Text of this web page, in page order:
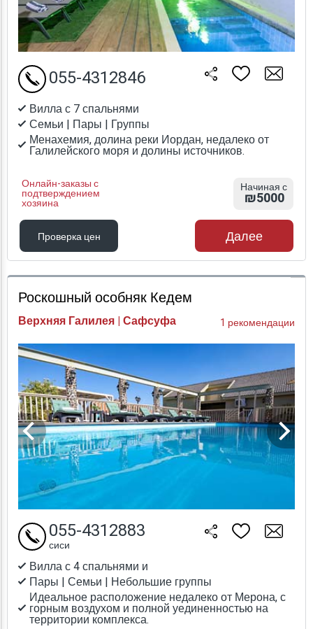
Вилла с 7 спальнями
Семьи | Пары | Группы
Менахемия, долина реки Иордан, недалеко от
Галилейского моря и долины источников.
Онлайн-заказы с
подтверждением
хозяина
055-4312846
Начиная с
₪5000
Проверка цен
Проверка цен
Далее
Роскошный особняк Кедем
Верхняя Галилея | Сафсуфа 1 рекомендации
Вилла с 4 спальнями и
Пары | Семьи | Небольшие группы
Идеальное расположение недалеко от Мерона, с
горным воздухом и полной уединенностью на
территории комплекса.
055-4312883
сиси